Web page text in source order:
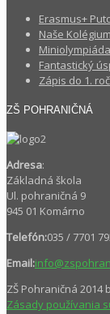
Erasmus+
Naše
Fantastický
Zápis do 1.
ZŠ POHRANIČNÁ
Adresa:
Základná škola
Ul. pohraničná 9
945 01 Komárno
Telefón:035 / 7701
Email:
ZŠ Pohraničná 2014
Zásady používania